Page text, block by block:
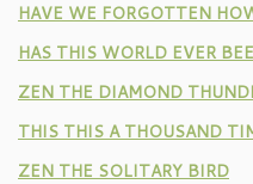
HAVE WE FORGOTTEN
HAS THIS WORLD EVER
ZEN THE DIAMOND
THIS THIS A THOUSAND
ZEN THE SOLITARY BIRD